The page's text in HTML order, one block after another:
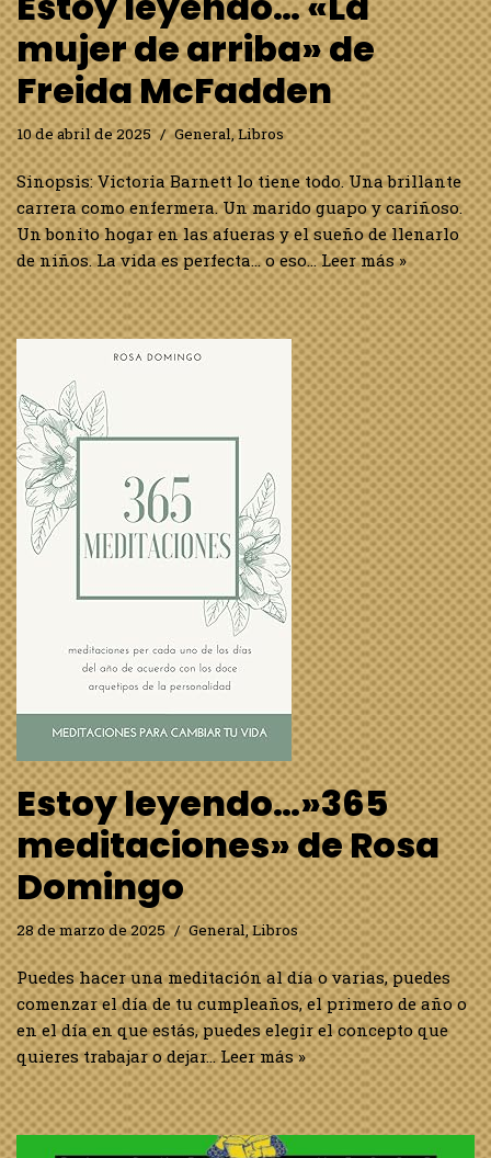
mujer de arriba» de
Freida McFadden
10 de abril de 2025 General,Libros
Sinopsis: Victoria Barnett lo tiene todo. Una brillante
carrera como enfermera. Un marido guapo y cariñoso.
Un bonito hogar en las afueras y el sueño de llenarlo
de niños. La vida es perfecta… o eso…Leer más »
Estoy leyendo…»365
meditaciones» de Rosa
Domingo
28 de marzo de 2025 General,Libros
Puedes hacer una meditación al día o varias, puedes
comenzar el día de tu cumpleaños, el primero de año o
en el día en que estás, puedes elegir el concepto que
quieres trabajar o dejar…Leer más »